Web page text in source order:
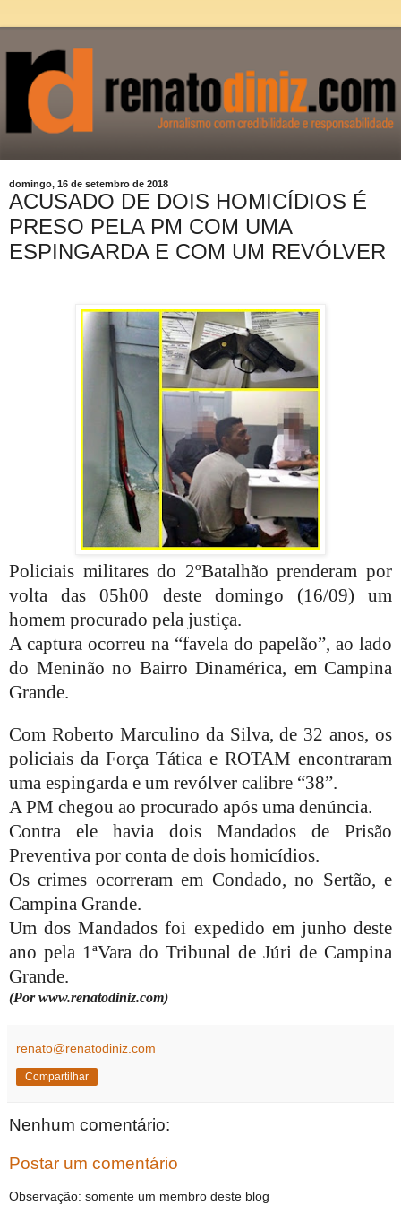
domingo, 16 de setembro de 2018
ACUSADO DE DOIS HOMICÍDIOS É
PRESO PELA PM COM UMA
ESPINGARDA E COM UM REVÓLVER
Policiais militares do 2ºBatalhão prenderam por
volta das 05h00 deste domingo (16/09) um
homem procurado pela justiça.
A captura ocorreu na “favela do papelão”, ao lado
do Meninão no Bairro Dinamérica, em Campina
Grande.
Com Roberto Marculino da Silva, de 32 anos, os
policiais da Força Tática e ROTAM encontraram
uma espingarda e um revólver calibre “38”.
A PM chegou ao procurado após uma denúncia.
Contra ele havia dois Mandados de Prisão
Preventiva por conta de dois homicídios.
Os crimes ocorreram em Condado, no Sertão, e
Campina Grande.
Um dos Mandados foi expedido em junho deste
ano pela 1ªVara do Tribunal de Júri de Campina
Grande.
(Por www.renatodiniz.com)
renato@renatodiniz.com
Compartilhar
Nenhum comentário:
Postar um comentário
Observação: somente um membro deste blog